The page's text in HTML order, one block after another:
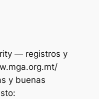
— registros y
y buenas